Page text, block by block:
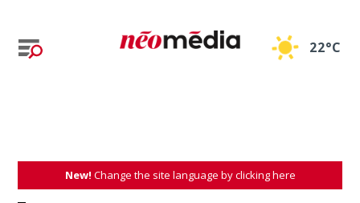
22°C
New! Change the site language by clicking here